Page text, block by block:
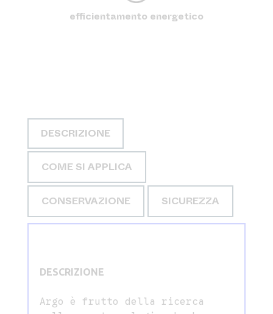
efficientamento energetico
DESCRIZIONE
COME SI APPLICA
CONSERVAZIONE SICUREZZA
DESCRIZIONE
Argo è frutto della ricerca